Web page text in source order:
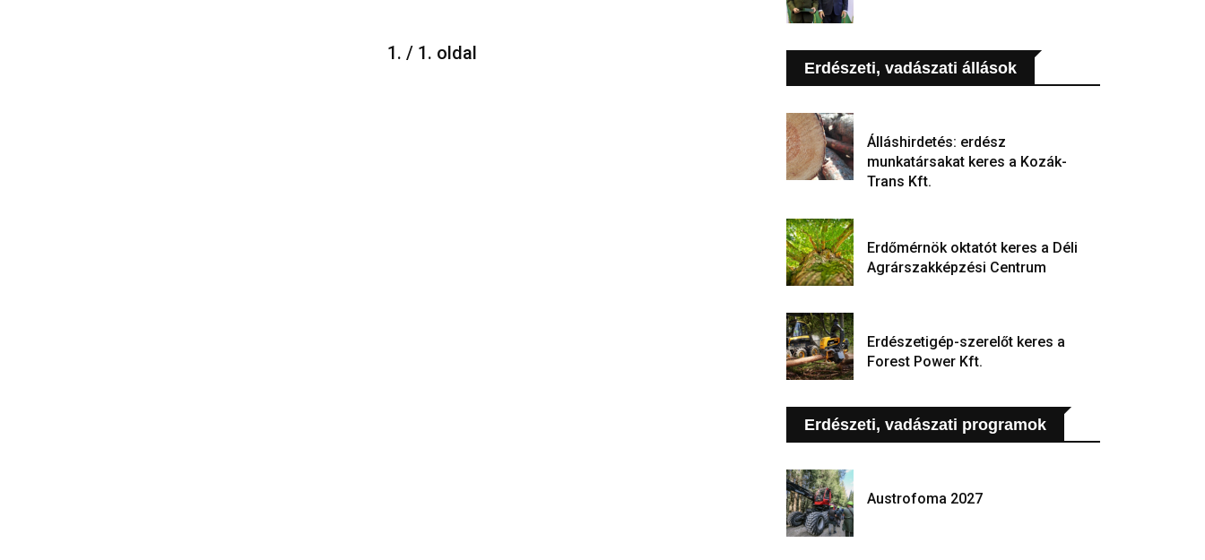
1. / 1. oldal
Erdészeti, vadászati állások
Álláshirdetés: erdész
munkatársakat keres a Kozák-
Trans Kft.
Erdőmérnök oktatót keres a Déli
Agrárszakképzési Centrum
Erdészetigép-szerelőt keres a
Forest Power Kft.
Erdészeti, vadászati programok
Austrofoma 2027